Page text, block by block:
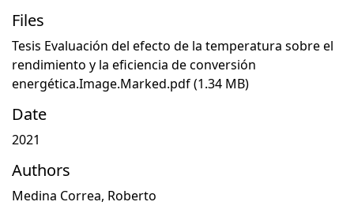
Files
Tesis Evaluación del efecto de la temperatura sobre el
rendimiento y la eficiencia de conversión
energética.Image.Marked.pdf(1.34 MB)
Date
2021
Authors
Medina Correa, Roberto